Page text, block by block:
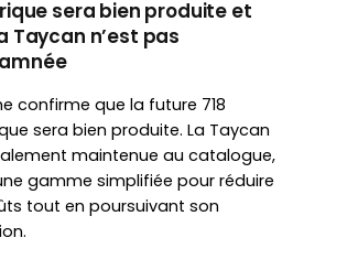
sera bien produite et
Taycan n’est pas
confirme que la future 718
sera bien produite. La Taycan
maintenue au catalogue,
gamme simplifiée pour réduire
tout en poursuivant son